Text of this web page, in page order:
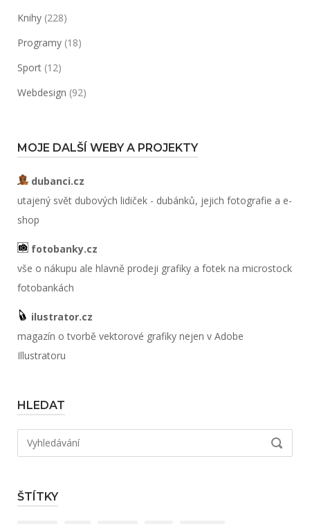
Knihy (228)
Programy (18)
Sport (12)
Webdesign (92)
MOJE DALŠÍ WEBY A PROJEKTY
dubanci.cz
utajený svět dubových lidiček - dubánků, jejich fotografie a e-
shop
fotobanky.cz
vše o nákupu ale hlavně prodeji grafiky a fotek na microstock
fotobankách
ilustrator.cz
magazín o tvorbě vektorové grafiky nejen v Adobe
Illustratoru
HLEDAT
Hledat:
ŠTÍTKY